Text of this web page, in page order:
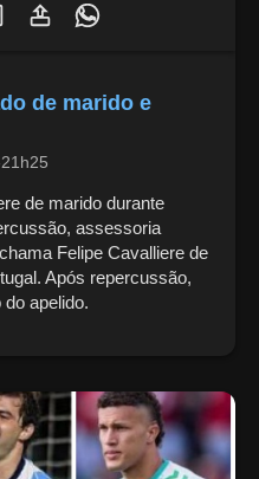
de marido e
de marido durante
assessoria
Felipe Cavalliere de
Após repercussão,
apelido.